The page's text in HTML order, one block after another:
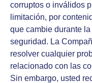
corruptos o inválidos
limitación, por
que cambie durante
seguridad. La
resolver cualquier
relacionado con las
Sin embargo, usted